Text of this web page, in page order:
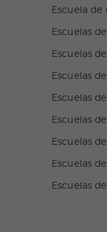
Escuela
Escuelas
Escuelas
Escuelas
Escuelas
Escuelas
Escuelas
Escuelas
Escuelas